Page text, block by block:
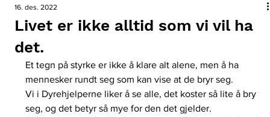
Livet er ikke alltid som vi vil ha
det.
16. des. 2022
Et tegn på styrke er ikke å klare alt alene, men å ha
mennesker rundt seg som kan vise at de bryr seg.
Vi i Dyrehjelperne liker å se alle, det koster så lite å bry
seg, og det betyr så mye for den det gjelder.